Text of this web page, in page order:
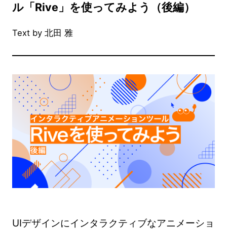
ル「Rive」を使ってみよう（後編）
Text by 北田 雅
UIデザインにインタラクティブなアニメーショ